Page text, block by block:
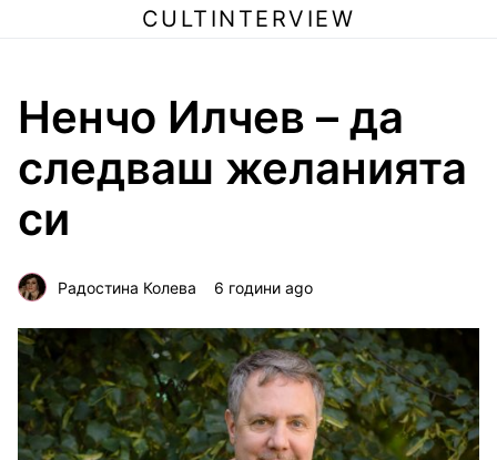
CULTINTERVIEW
Ненчо Илчев – да
следваш желанията
си
Радостина Колева 6 години ago